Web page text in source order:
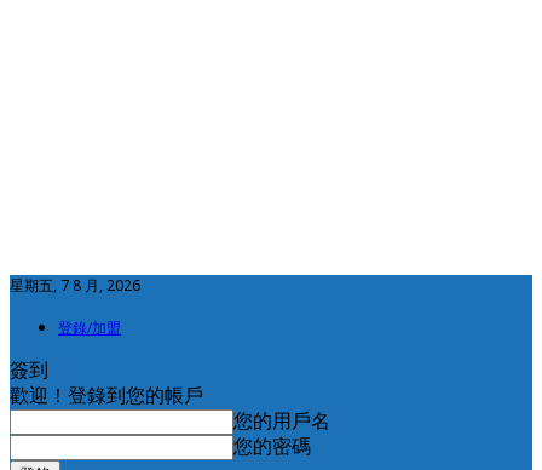
星期五, 7 8 月, 2026
登錄/加盟
簽到
歡迎！登錄到您的帳戶
您的用戶名
您的密碼